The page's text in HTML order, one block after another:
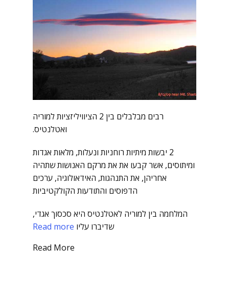
רבים מבלבלים בין 2 הציוויליזציות למוריה
ואטלנטיס.
2 יבשות מיתיות רוחניות ונעלות, מלאות אגדות
ומיתוסים, אשר קבעו את את מרקם האנושות שתהיה
אחריהן, את התנהגות, האידאולוגיה, ערכים
הדפוסים והתודעות הקולקטיביות
המלחמה בין למוריה לאטלנטיס היא סכסוך אגדי,
שדיברו עליו Read more
Read More